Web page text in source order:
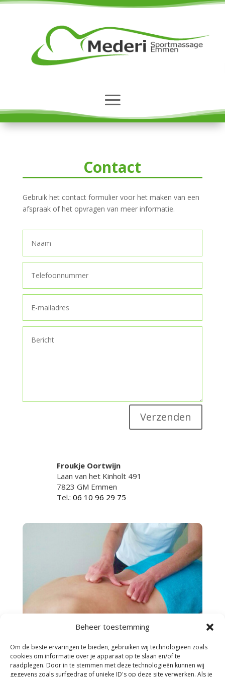
Beheer toestemming
Om de beste ervaringen te bieden, gebruiken wij technologieën zoals
cookies om informatie over je apparaat op te slaan en/of te
raadplegen. Door in te stemmen met deze technologieën kunnen wij
gegevens zoals surfgedrag of unieke ID's op deze site verwerken. Als je
Contact
Gebruik het contact formulier voor het maken van een
afspraak of het opvragen van meer informatie.
Verzenden
Froukje Oortwijn
Laan van het Kinholt 491
7823 GM Emmen
Tel.: 06 10 96 29 75